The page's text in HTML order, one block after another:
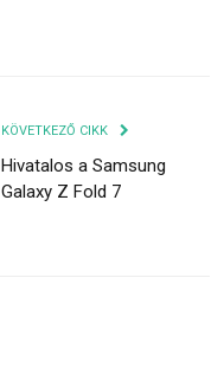
KÖVETKEZŐ CIKK
Hivatalos a Samsung
Galaxy Z Fold 7